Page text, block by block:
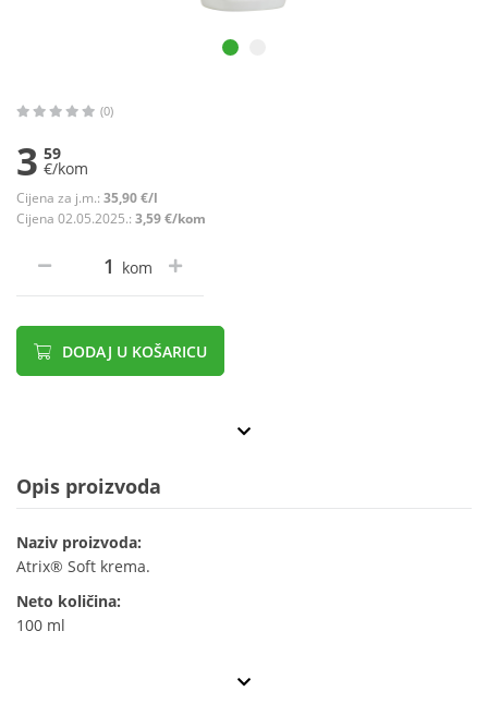
(0)
3 59
€/kom
Cijena za j.m.: 35,90 €/l
Cijena 02.05.2025.: 3,59 €/kom
kom
DODAJ U KOŠARICU
Opis proizvoda
Naziv proizvoda:
Atrix® Soft krema.
Neto količina:
100 ml